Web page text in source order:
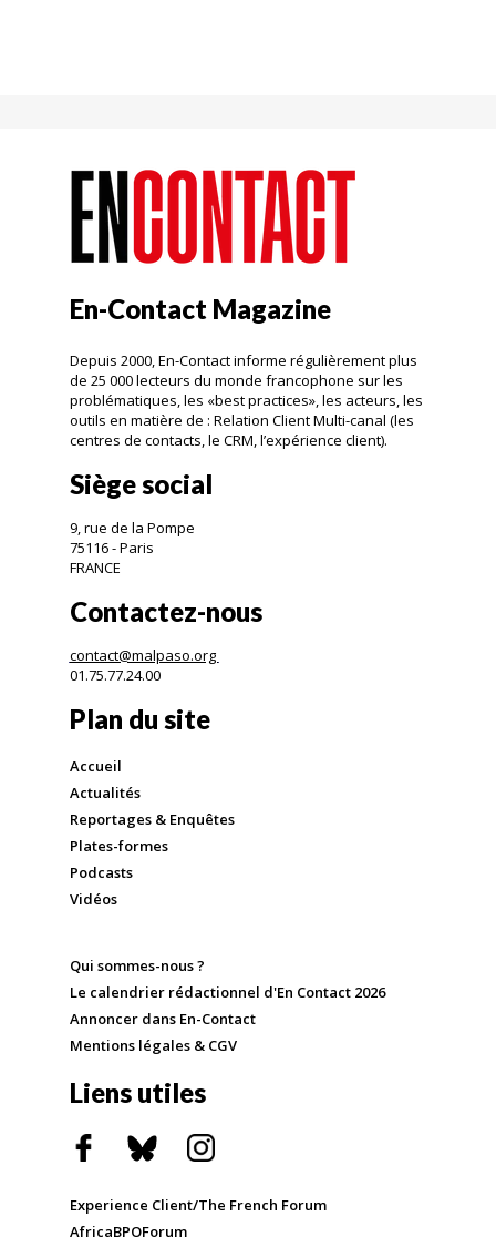
En-Contact Magazine
Depuis 2000, En-Contact informe régulièrement plus
de 25 000 lecteurs du monde francophone sur les
problématiques, les «best practices», les acteurs, les
outils en matière de : Relation Client Multi-canal (les
centres de contacts, le CRM, l’expérience client).
Siège social
9, rue de la Pompe
75116 - Paris
FRANCE
Contactez-nous
contact@malpaso.org
01.75.77.24.00
Plan du site
Accueil
Actualités
Reportages & Enquêtes
Plates-formes
Podcasts
Vidéos
Qui sommes-nous ?
Le calendrier rédactionnel d'En Contact 2026
Annoncer dans En-Contact
Mentions légales & CGV
Liens utiles
Experience Client/The French Forum
AfricaBPOForum